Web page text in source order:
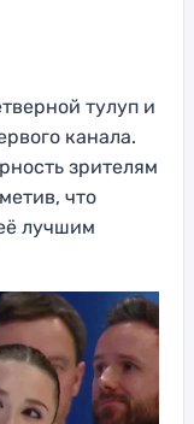
тулуп и
канала.
зрителям
что
лучшим